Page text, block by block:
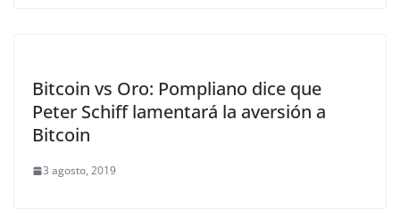
Bitcoin vs Oro: Pompliano dice que
Peter Schiff lamentará la aversión a
Bitcoin
3 agosto, 2019